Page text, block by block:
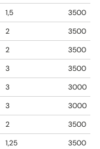
1,5
3500
2
3500
2
3500
3
3500
3
3000
3
3000
2
3500
1,25
3500